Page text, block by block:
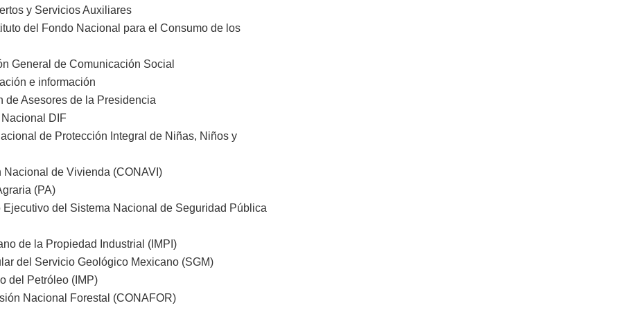
y Servicios Auxiliares
del Fondo Nacional para el Consumo de los
General de Comunicación Social
e información
de Asesores de la Presidencia
DIF
de Protección Integral de Niñas, Niños y
de Vivienda (CONAVI)
(PA)
del Sistema Nacional de Seguridad Pública
de la Propiedad Industrial (IMPI)
del Servicio Geológico Mexicano (SGM)
del Petróleo (IMP)
Nacional Forestal (CONAFOR)